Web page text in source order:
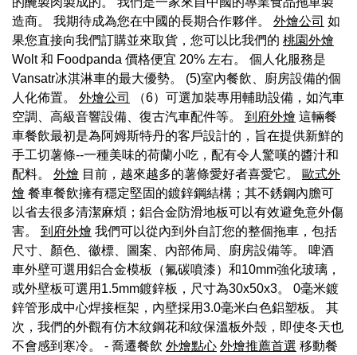
造商。 我期待成為您在中國的長期合作夥伴。 外燴公司 如
果您直接向我們訂購並來取貨，您可以比我們的 桃園外燴
Wolt 和 Foodpanda 價格便宜 20% 左右。 個人化服務是
Vansatr冰淇淋車的最大優勢。 (5)室內餐飲、廚房設備的個
人化佈置。 外燴公司
（6）可選加裝專用輔助設備，如汽車
空調、高級音響設備、復古汽車配件等。 到府外燴 這輛餐
車餐飲最初是為阿姆斯特丹的客戶設計的，旨在提供新鮮的
手工切薯條--一種美味的荷蘭小吃，配有令人驚嘆的醬汁和
配料。 外燴 目前，越來越多的薯條愛好者喜愛它。
歐式外
燴 餐車餐飲擁有穩定堅固的鍍鋅鋼結構；其不銹鋼內膽可
以省去很多清潔麻煩；鋁合金防滑地板可以有效避免意外傷
害。 到府外燴 我們可以從內到外自訂您的整個拖車，包括
尺寸、顏色、徽標、圖案、內部佈局、廚房設備等。 啤酒
車外壁可選用鋁合金模板（氟碳噴漆）和10mm強化玻璃，
或外壁板可選用1.5mm鍍鋅板，尺寸為30x50x3。 0毫米鍍
鋅管形成中心焊接框架，內壁採用3.0毫米白色鋁塑板。 其
次，我們的外觀有仿木紋鋼花和紋保溫板外殼，即使冬天也
不會感到寒冷。 - 喬遷餐飲 外燴點心 外燴推薦首選 移動餐